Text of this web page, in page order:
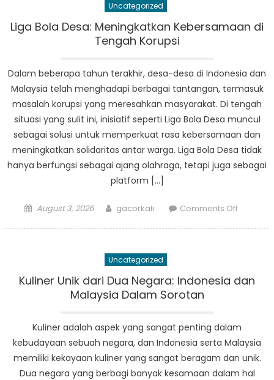
di
dan
Malaysia
Uncategorized
Liga Bola Desa: Meningkatkan Kebersamaan di
Tengah Korupsi
Dalam beberapa tahun terakhir, desa-desa di Indonesia dan
Malaysia telah menghadapi berbagai tantangan, termasuk
masalah korupsi yang meresahkan masyarakat. Di tengah
situasi yang sulit ini, inisiatif seperti Liga Bola Desa muncul
sebagai solusi untuk memperkuat rasa kebersamaan dan
meningkatkan solidaritas antar warga. Liga Bola Desa tidak
hanya berfungsi sebagai ajang olahraga, tetapi juga sebagai
platform […]
Posted
August 3, 2026 Author
gacorkali Comments Offon
Uncategorized
Kuliner Unik dari Dua Negara: Indonesia dan
Malaysia Dalam Sorotan
Kuliner adalah aspek yang sangat penting dalam
kebudayaan sebuah negara, dan Indonesia serta Malaysia
memiliki kekayaan kuliner yang sangat beragam dan unik.
Dua negara yang berbagi banyak kesamaan dalam hal